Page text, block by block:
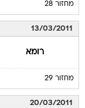
מחזור 28
13/03/2011
רומא
מחזור 29
20/03/2011